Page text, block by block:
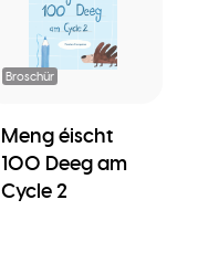
Broschür
Meng éischt
100 Deeg am
Cycle 2